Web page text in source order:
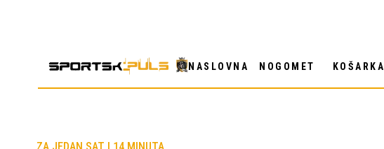
NASLOVNA NOGOMET KOŠARKA
ZA JEDAN SAT I 14 MINUTA